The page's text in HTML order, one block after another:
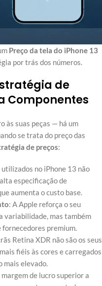
Preço da tela do iPhone 13
por trás dos números.
de
Componentes
às suas peças — há um
se trata do preço das
de preços:
no iPhone 13 não
especificação de
aumenta o custo base.
: A Apple reforça o seu
variabilidade, mas também
premium.
Retina XDR não são os seus
fiéis às cores e carregados
mais elevado.
de lucro superior a